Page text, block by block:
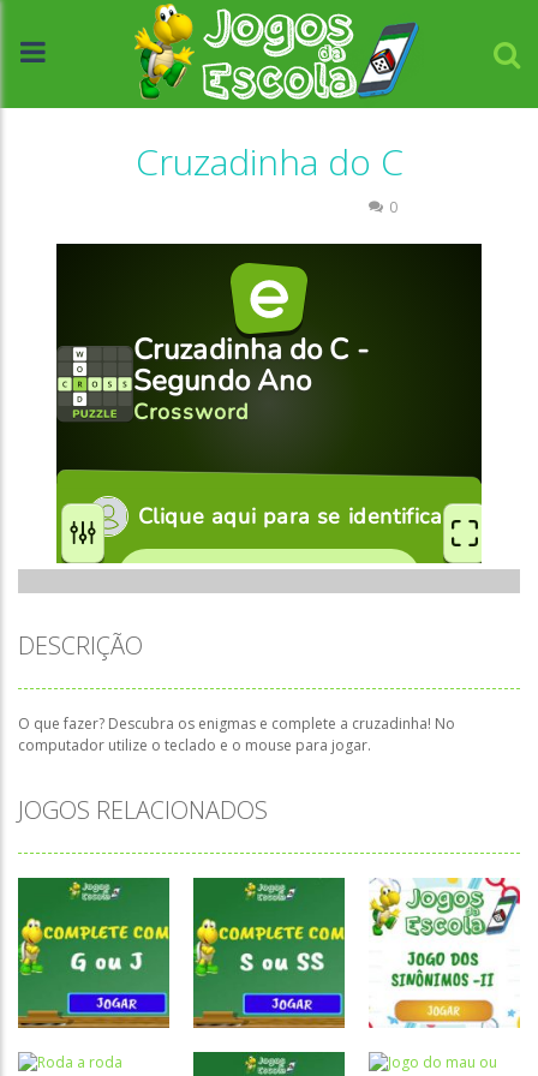
Cruzadinha do C
0
DESCRIÇÃO
O que fazer? Descubra os enigmas e complete a cruzadinha! No
computador utilize o teclado e o mouse para jogar.
JOGOS RELACIONADOS